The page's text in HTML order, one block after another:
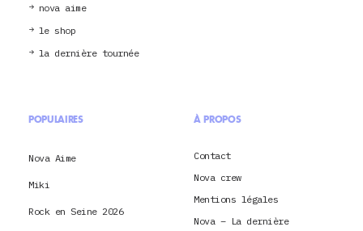
nova aime
le shop
la dernière tournée
POPULAIRES
Nova Aime
Miki
Rock en Seine 2026
À PROPOS
Contact
Nova crew
Mentions légales
Nova – La dernière